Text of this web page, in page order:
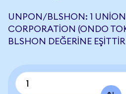
UNPON/BLSHON: 1 UNION
CORPORATION (ONDO
BLSHON DEĞERINE EŞITTIR